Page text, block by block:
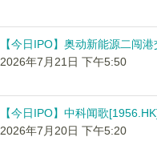
【今日IPO】奥动新能源二闯港
2026年7月21日 下午5:50
【今日IPO】中科闻歌
2026年7月20日 下午5:20